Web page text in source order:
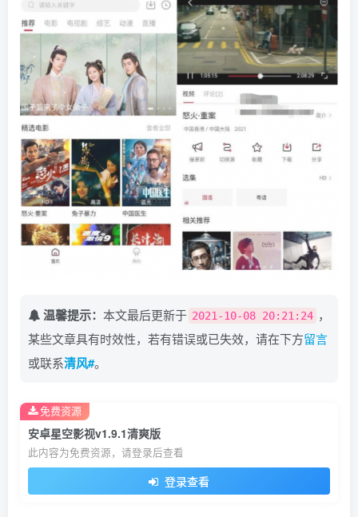
温馨提示： 本文最后更新于 2021-10-08 20:21:24 ，
某些文章具有时效性，若有错误或已失效，请在下方留言
或联系清风#。
安卓星空影视v1.9.1清爽版
此内容为免费资源，请登录后查看
登录查看
免费资源